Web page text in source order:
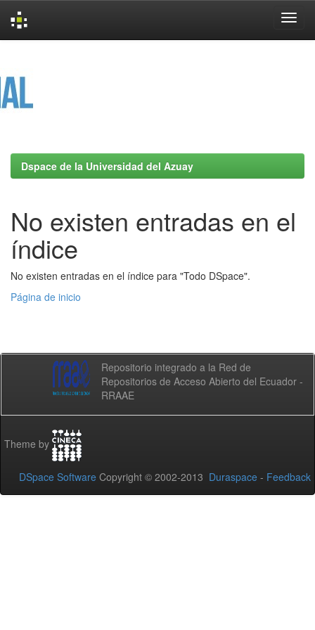
Dspace de la Universidad del Azuay
No existen entradas en el
índice
No existen entradas en el índice para "Todo DSpace".
Página de inicio
Repositorio integrado a la Red de
Repositorios de Acceso Abierto del Ecuador -
RRAAE
Theme by
DSpace Software Copyright © 2002-2013 Duraspace - Feedback